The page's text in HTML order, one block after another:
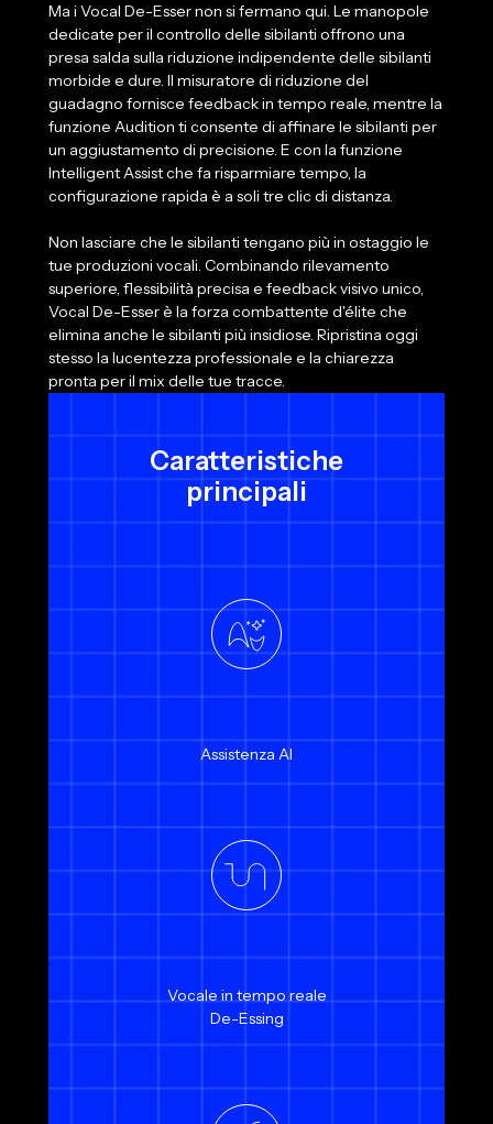
Ma i Vocal De-Esser non si fermano qui. Le manopole
dedicate per il controllo delle sibilanti offrono una
presa salda sulla riduzione indipendente delle sibilanti
morbide e dure. Il misuratore di riduzione del
guadagno fornisce feedback in tempo reale, mentre la
funzione Audition ti consente di affinare le sibilanti per
un aggiustamento di precisione. E con la funzione
Intelligent Assist che fa risparmiare tempo, la
configurazione rapida è a soli tre clic di distanza.
Non lasciare che le sibilanti tengano più in ostaggio le
tue produzioni vocali. Combinando rilevamento
superiore, flessibilità precisa e feedback visivo unico,
Vocal De-Esser è la forza combattente d'élite che
elimina anche le sibilanti più insidiose. Ripristina oggi
stesso la lucentezza professionale e la chiarezza
pronta per il mix delle tue tracce.
Caratteristiche
principali
Assistenza AI
Vocale in tempo reale
De-Essing